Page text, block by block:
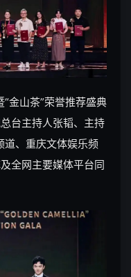
金山茶”荣誉推荐盛典
台主持人张韬、主持
道、重庆文体娱乐频
全网主要媒体平台同